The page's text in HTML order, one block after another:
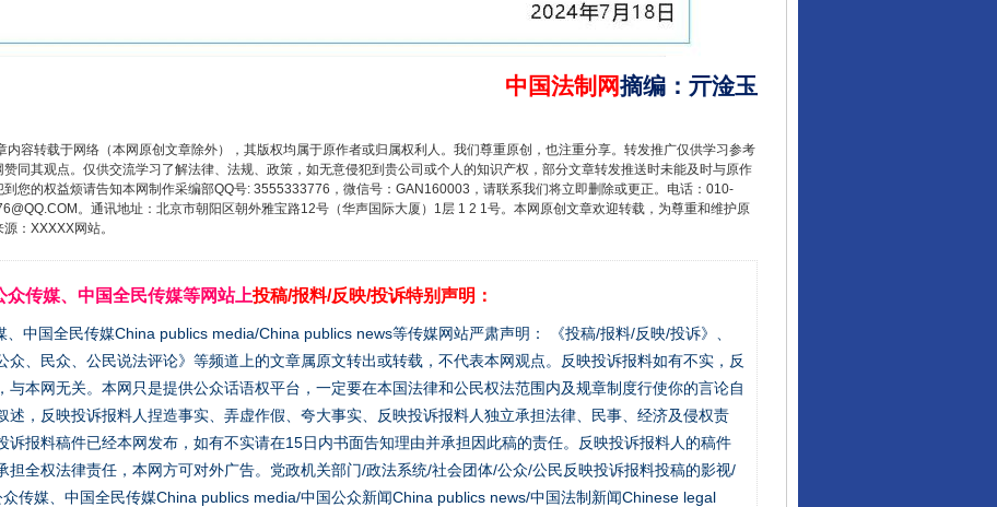
中国法制网摘编 ： 亓淦玉
内容转载于网络（本网原创文章除外），其版权均属于原作者或归属权利人。我们尊重原创，也注重分享。转发推广仅供学习参考
同其观点。仅供交流学习了解法律、法规、政策，如无意侵犯到贵公司或个人的知识产权，部分文章转发推送时未能及时与原作
您的权益烦请告知本网制作采编部QQ号: 3555333776，微信号：GAN160003，请联系我们将立即删除或更正。电话：010-
。通讯地址：北京市朝阳区朝外雅宝路12号（华声国际大厦）1层 1 2 1号。本网原创文章欢迎转载，为尊重和维护原
：XXXXX网站。
传媒、中国全民传媒等网站上投稿/报料/反映/投诉特别声明：
中国全民传媒China publics media/China publics news等传媒网站严肃声明： 《投稿/报料/反映/投诉》、
众、民众、公民说法评论》等频道上的文章属原文转出或转载，不代表本网观点。反映投诉报料如有不实，反
与本网无关。本网只是提供公众话语权平台，一定要在本国法律和公民权法范围内及规章制度行使你的言论自
述，反映投诉报料人捏造事实、弄虚作假、夸大事实、反映投诉报料人独立承担法律、民事、经济及侵权责
诉报料稿件已经本网发布，如有不实请在15日内书面告知理由并承担因此稿的责任。反映投诉报料人的稿件
担全权法律责任，本网方可对外广告。党政机关部门/政法系统/社会团体/公众/公民反映投诉报料投稿的影视/
传媒、中国全民传媒China publics media/中国公众新闻China publics news/中国法制新闻Chinese legal